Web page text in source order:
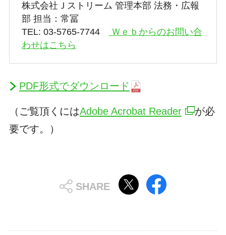
株式会社Ｊストリーム 管理本部 法務・広報
部 担当：常冨
TEL: 03-5765-7744
Ｗｅｂからのお問い合
わせはこちら
PDF形式でダウンロード
（ご覧頂くにはAdobe Acrobat Reader
が必
要です。）